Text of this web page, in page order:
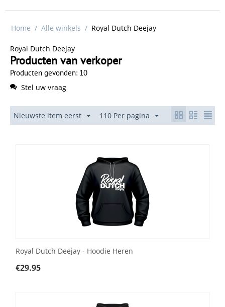
Home / Alle winkels / Royal Dutch Deejay
Royal Dutch Deejay
Producten van verkoper
Producten gevonden: 10
Stel uw vraag
Nieuwste item eerst 110 Per pagina
Royal Dutch Deejay - Hoodie Heren
€29.95